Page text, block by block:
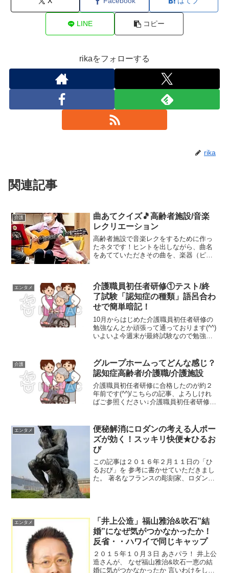
LINE コピー
rikaをフォローする
rika
関連記事
介護
曲あてクイズ🎵高齢者施設/音楽
レクリエーション
高齢者施設で音楽レクをするために作っ
たネタです！ヒントを出しながら、曲名
をあてていただきその曲を、楽器（ピア
を取り入れても良...
エンタメ
介護職員初任者研修①テスト/終
了試験「認知症の種類」語呂合わ
せで簡単暗記！
10月からはじめた介護職員初任者研修の
勉強なんとか頑張って通っております(^^)
いよいよ今週末が最終試験なので勉強し
にもその工夫なりを披露しましたら「こ
れはおもしろい！...
介護
グループホームってどんな感じ？
認知症高齢者/介護職/介護施設
介護職員初任者研修に合格したのが約２
年前です(^^)/こちらの記事、よろしけれ
ばご参照ください↓介護職員初任者研修
先をハローワークで探したりしましたが
びっくりするぐらい...
エンタメ
便秘解消にロダンの考える人ポー
ズが効く！スッキリ快便★ひるお
び
この記事は２０１６年２月１１日の「ひ
るおび」を 参考に書かせていただきまし
た。 著名なフランスの彫刻家、ロダンの
エンタメ
「井上公造」福山雅治&吹石”結
婚”になぜ気がつかなかったか！
反省・・ハワイで同じキャップ
２０１５年１０月３日 あさパラ！ 井上公
造さんが、 なぜ福山雅治&吹石一恵の結
婚に気がつかなかったか 言いわけをして